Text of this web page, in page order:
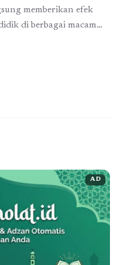
memberikan efek
di berbagai macam
sebagai tonggak
AD